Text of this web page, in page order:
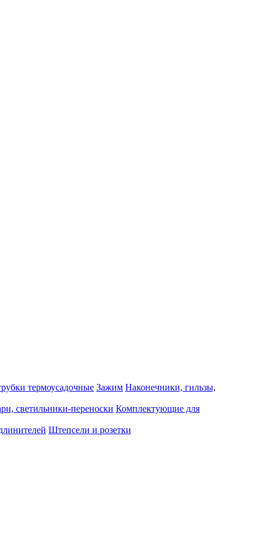
термоусадочные Зажим Наконечники, гильзы,
светильники-переноски Комплектующие для
Штепсели и розетки